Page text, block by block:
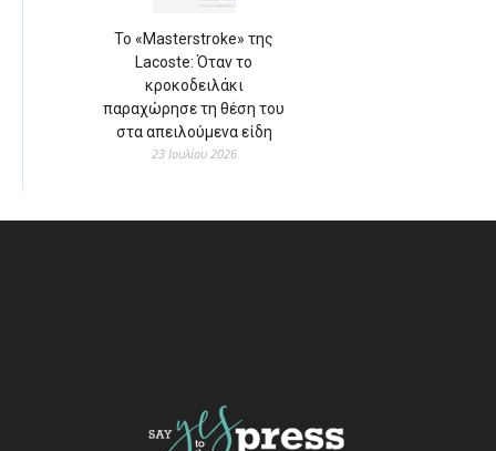
Το «Masterstroke» της
Lacoste: Όταν το
κροκοδειλάκι
παραχώρησε τη θέση του
στα απειλούμενα είδη
23 Ιουλίου 2026